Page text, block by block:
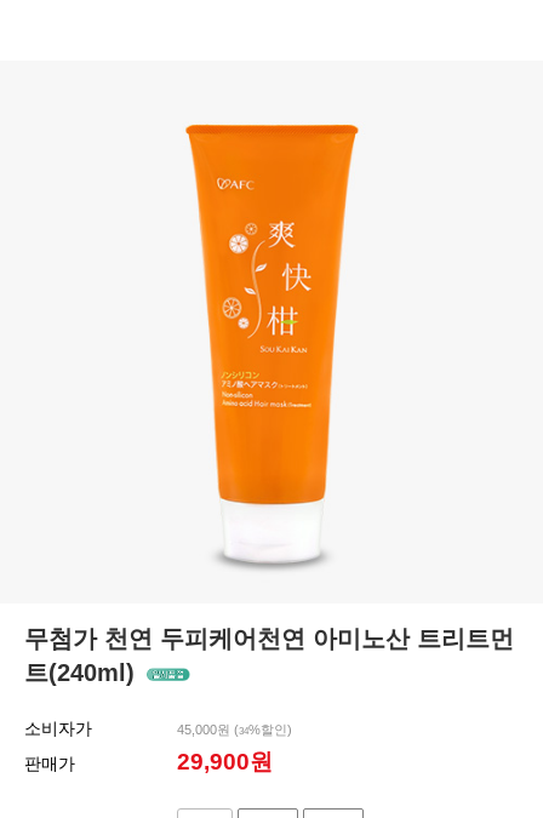
무첨가 천연 두피케어천연 아미노산 트리트먼
트(240ml)
소비자가 45,000원 (34%할인)
판매가 29,900원